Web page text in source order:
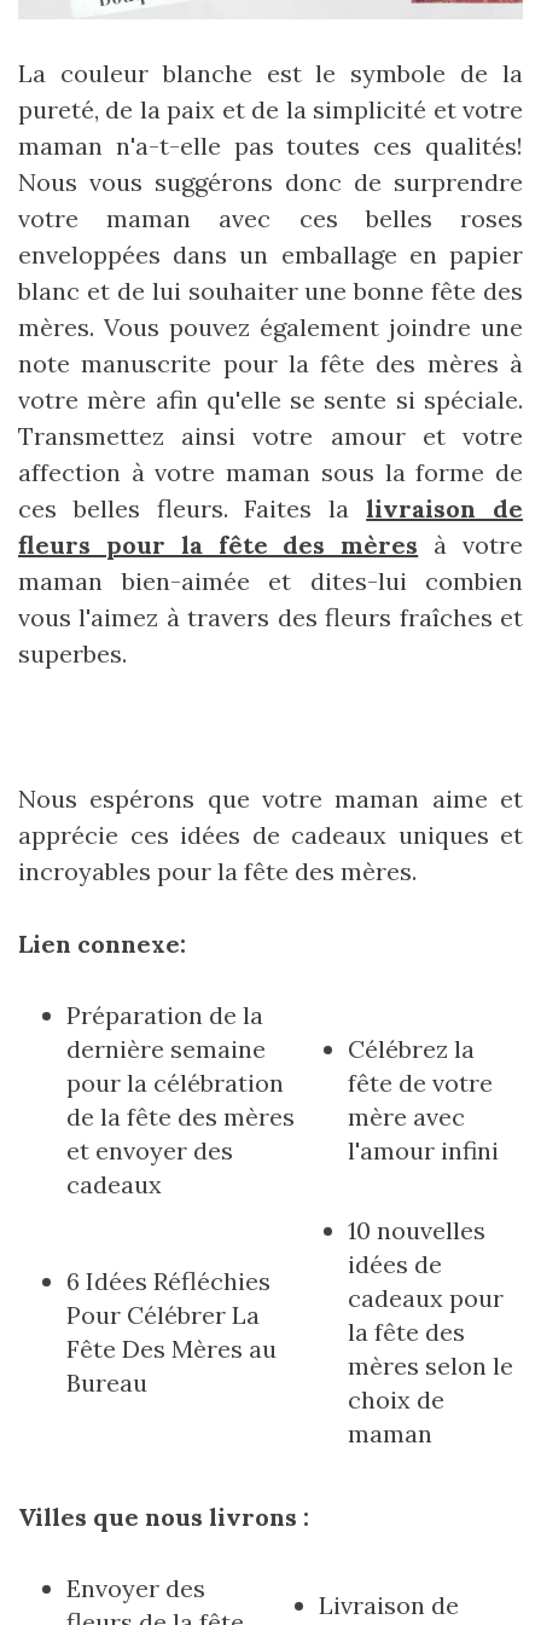
La couleur blanche est le symbole de la
pureté, de la paix et de la simplicité et votre
maman n'a-t-elle pas toutes ces qualités!
Nous vous suggérons donc de surprendre
votre maman avec ces belles roses
enveloppées dans un emballage en papier
blanc et de lui souhaiter une bonne fête des
mères. Vous pouvez également joindre une
note manuscrite pour la fête des mères à
votre mère afin qu'elle se sente si spéciale.
Transmettez ainsi votre amour et votre
affection à votre maman sous la forme de
ces belles fleurs. Faites lalivraison de
fleurs pour la fête des mères à votre
maman bien-aimée et dites-lui combien
vous l'aimez à travers des fleurs fraîches et
superbes.
Nous espérons que votre maman aime et
apprécie ces idées de cadeaux uniques et
incroyables pour la fête des mères.
Lien connexe:
Préparation de la
dernière semaine
pour la célébration
de la fête des mères
et envoyer des
cadeaux
Célébrez la
fête de votre
mère avec
l'amour infini
6 Idées Réfléchies
Pour Célébrer La
Fête Des Mères au
Bureau
10 nouvelles
idées de
cadeaux pour
la fête des
mères selon le
choix de
maman
Villes que nous livrons :
Envoyer des
Livraison de